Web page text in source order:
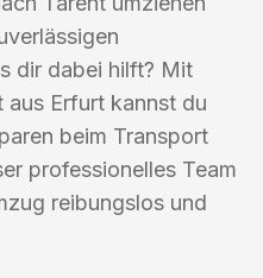
dir dabei hilft? Mit
Erfurt kannst du
beim Transport
professionelles Team
reibungslos und